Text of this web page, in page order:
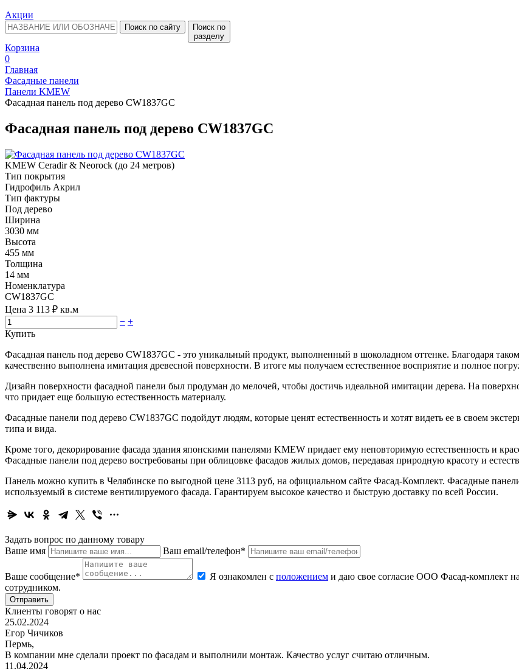
Акции
Поиск по сайту
Поиск по
разделу
Корзина
0
Главная
Фасадные панели
Панели KMEW
Фасадная панель под дерево CW1837GC
Фасадная панель под дерево CW1837GC
KMEW Ceradir & Neorock (до 24 метров)
Тип покрытия
Гидрофиль Акрил
Тип фактуры
Под дерево
Ширина
3030 мм
Высота
455 мм
Толщина
14 мм
Номенклатура
CW1837GC
Цена 3 113 ₽ кв.м
− +
Купить
Фасадная панель под дерево CW1837GC - это уникальный продукт, выполненный в шоколадном оттенке. Благодаря
качественно выполнена имитация древесной поверхности. В итоге мы получаем естественное восприятие и полное
Дизайн поверхности фасадной панели был продуман до мелочей, чтобы достичь идеальной имитации дерева. На
что придает еще большую естественность материалу.
Фасадные панели под дерево CW1837GC подойдут людям, которые ценят естественность и хотят видеть ее в своем
типа и вида.
Кроме того, декорирование фасада здания японскими панелями KMEW придает ему неповторимую естественность и
Фасадные панели под дерево востребованы при облицовке фасадов жилых домов, передавая природную красоту и
Панель можно купить в Челябинске по выгодной цене 3113 руб, на официальном сайте Фасад-Комплект. Фасадные
используемый в системе вентилируемого фасада. Гарантируем высокое качество и быструю доставку по всей России.
Задать вопрос по данному товару
Ваше имя
Ваш email/телефон*
Ваше сообщение* Я ознакомлен с положением и даю свое согласие ООО Фасад-комплект
сотрудником.
Отправить
Клиенты говорят о нас
25.02.2024
Егор Чичиков
Пермь,
В компании мне сделали проект по фасадам и выполнили монтаж. Качество услуг считаю отличным.
11.04.2024